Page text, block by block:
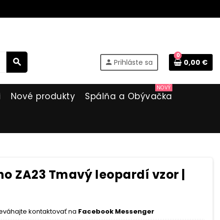
search person Prihláste sa
0
0,00 €
Nové produkty Spálňa a Obývačka
NOVÝ
ZA23 Tmavý leopardí vzor |
kontaktovať na Facebook Messenger